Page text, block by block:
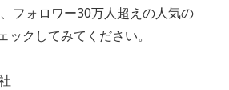
フォロワー30万人超えの人気の
クしてみてください。